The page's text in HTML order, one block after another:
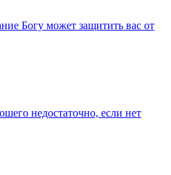
Богу может защитить вас от
недостаточно, если нет